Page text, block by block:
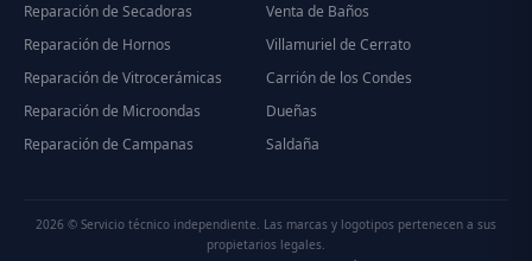
Reparación de Secadoras
Reparación de Hornos
Reparación de Vitrocerámicas
Reparación de Microondas
Reparación de Campanas
Venta de Baños
Villamuriel de Cerrato
Carrión de los Condes
Dueñas
Saldaña
2026 © Servicio técnico independiente. Las marcas y logotipos pertenecen a sus
propietarios legales.